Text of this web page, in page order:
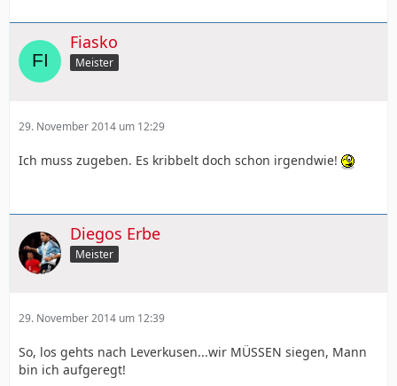
Fiasko
Meister
29. November 2014 um 12:29
Ich muss zugeben. Es kribbelt doch schon irgendwie!
Diegos Erbe
Meister
29. November 2014 um 12:39
So, los gehts nach Leverkusen...wir MÜSSEN siegen, Mann
bin ich aufgeregt!